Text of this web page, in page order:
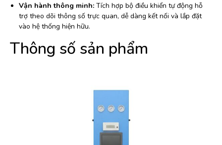
Vận hành thông minh: Tích hợp bộ điều khiển tự động hỗ
trợ theo dõi thông số trực quan, dễ dàng kết nối và lắp đặt
vào hệ thống hiện hữu.
Thông số sản phẩm